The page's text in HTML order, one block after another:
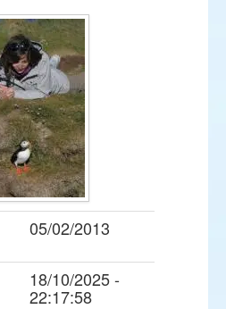
05/02/2013
18/10/2025 -
22:17:58